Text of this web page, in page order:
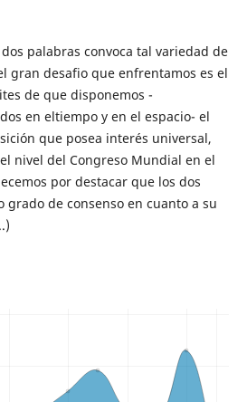
palabras convoca tal variedad de
gran desafio que enfrentamos es el
de que disponemos -
en eltiempo y en el espacio- el
que posea interés universal,
nivel del Congreso Mundial en el
por destacar que los dos
de consenso en cuanto a su